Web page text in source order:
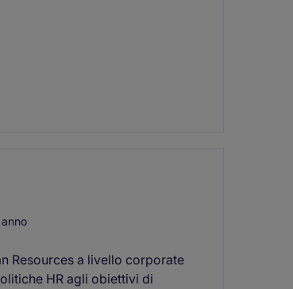
Resources a livello corporate
HR agli obiettivi di